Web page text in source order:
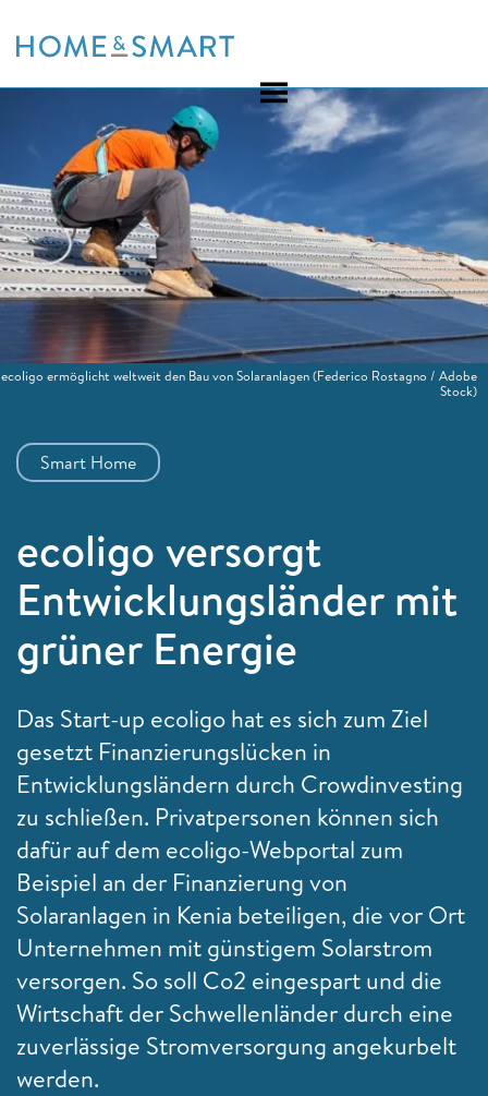
to
Smart Home
ecoligo versorgt
Entwicklungsländer mit
grüner Energie
Das Start-up ecoligo hat es sich zum Ziel
gesetzt Finanzierungslücken in
Entwicklungsländern durch Crowdinvesting
zu schließen. Privatpersonen können sich
dafür auf dem ecoligo-Webportal zum
Beispiel an der Finanzierung von
Solaranlagen in Kenia beteiligen, die vor Ort
Unternehmen mit günstigem Solarstrom
versorgen. So soll Co2 eingespart und die
Wirtschaft der Schwellenländer durch eine
zuverlässige Stromversorgung angekurbelt
werden.
ecoligo ermöglicht weltweit den Bau von Solaranlagen(Federico Rostagno / Adobe
Stock)